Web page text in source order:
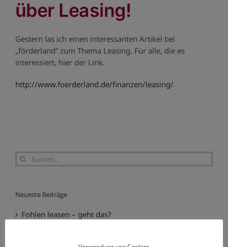
über Leasing!
Gestern las ich einen interessanten Artikel bei
„förderland“ zum Thema Leasing. Für alle, die es
interessiert, hier der Link.
http://www.foerderland.de/finanzen/leasing/
Suche
Neueste Beiträge
Fohlen leasen – geht das?